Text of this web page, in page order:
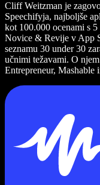
Cliff Weitzman je
Speechifyja, najboljše
kot 100.000 ocenami s
Novice & Revije v App
seznamu 30 under 30
učnimi težavami. O
Entrepreneur,